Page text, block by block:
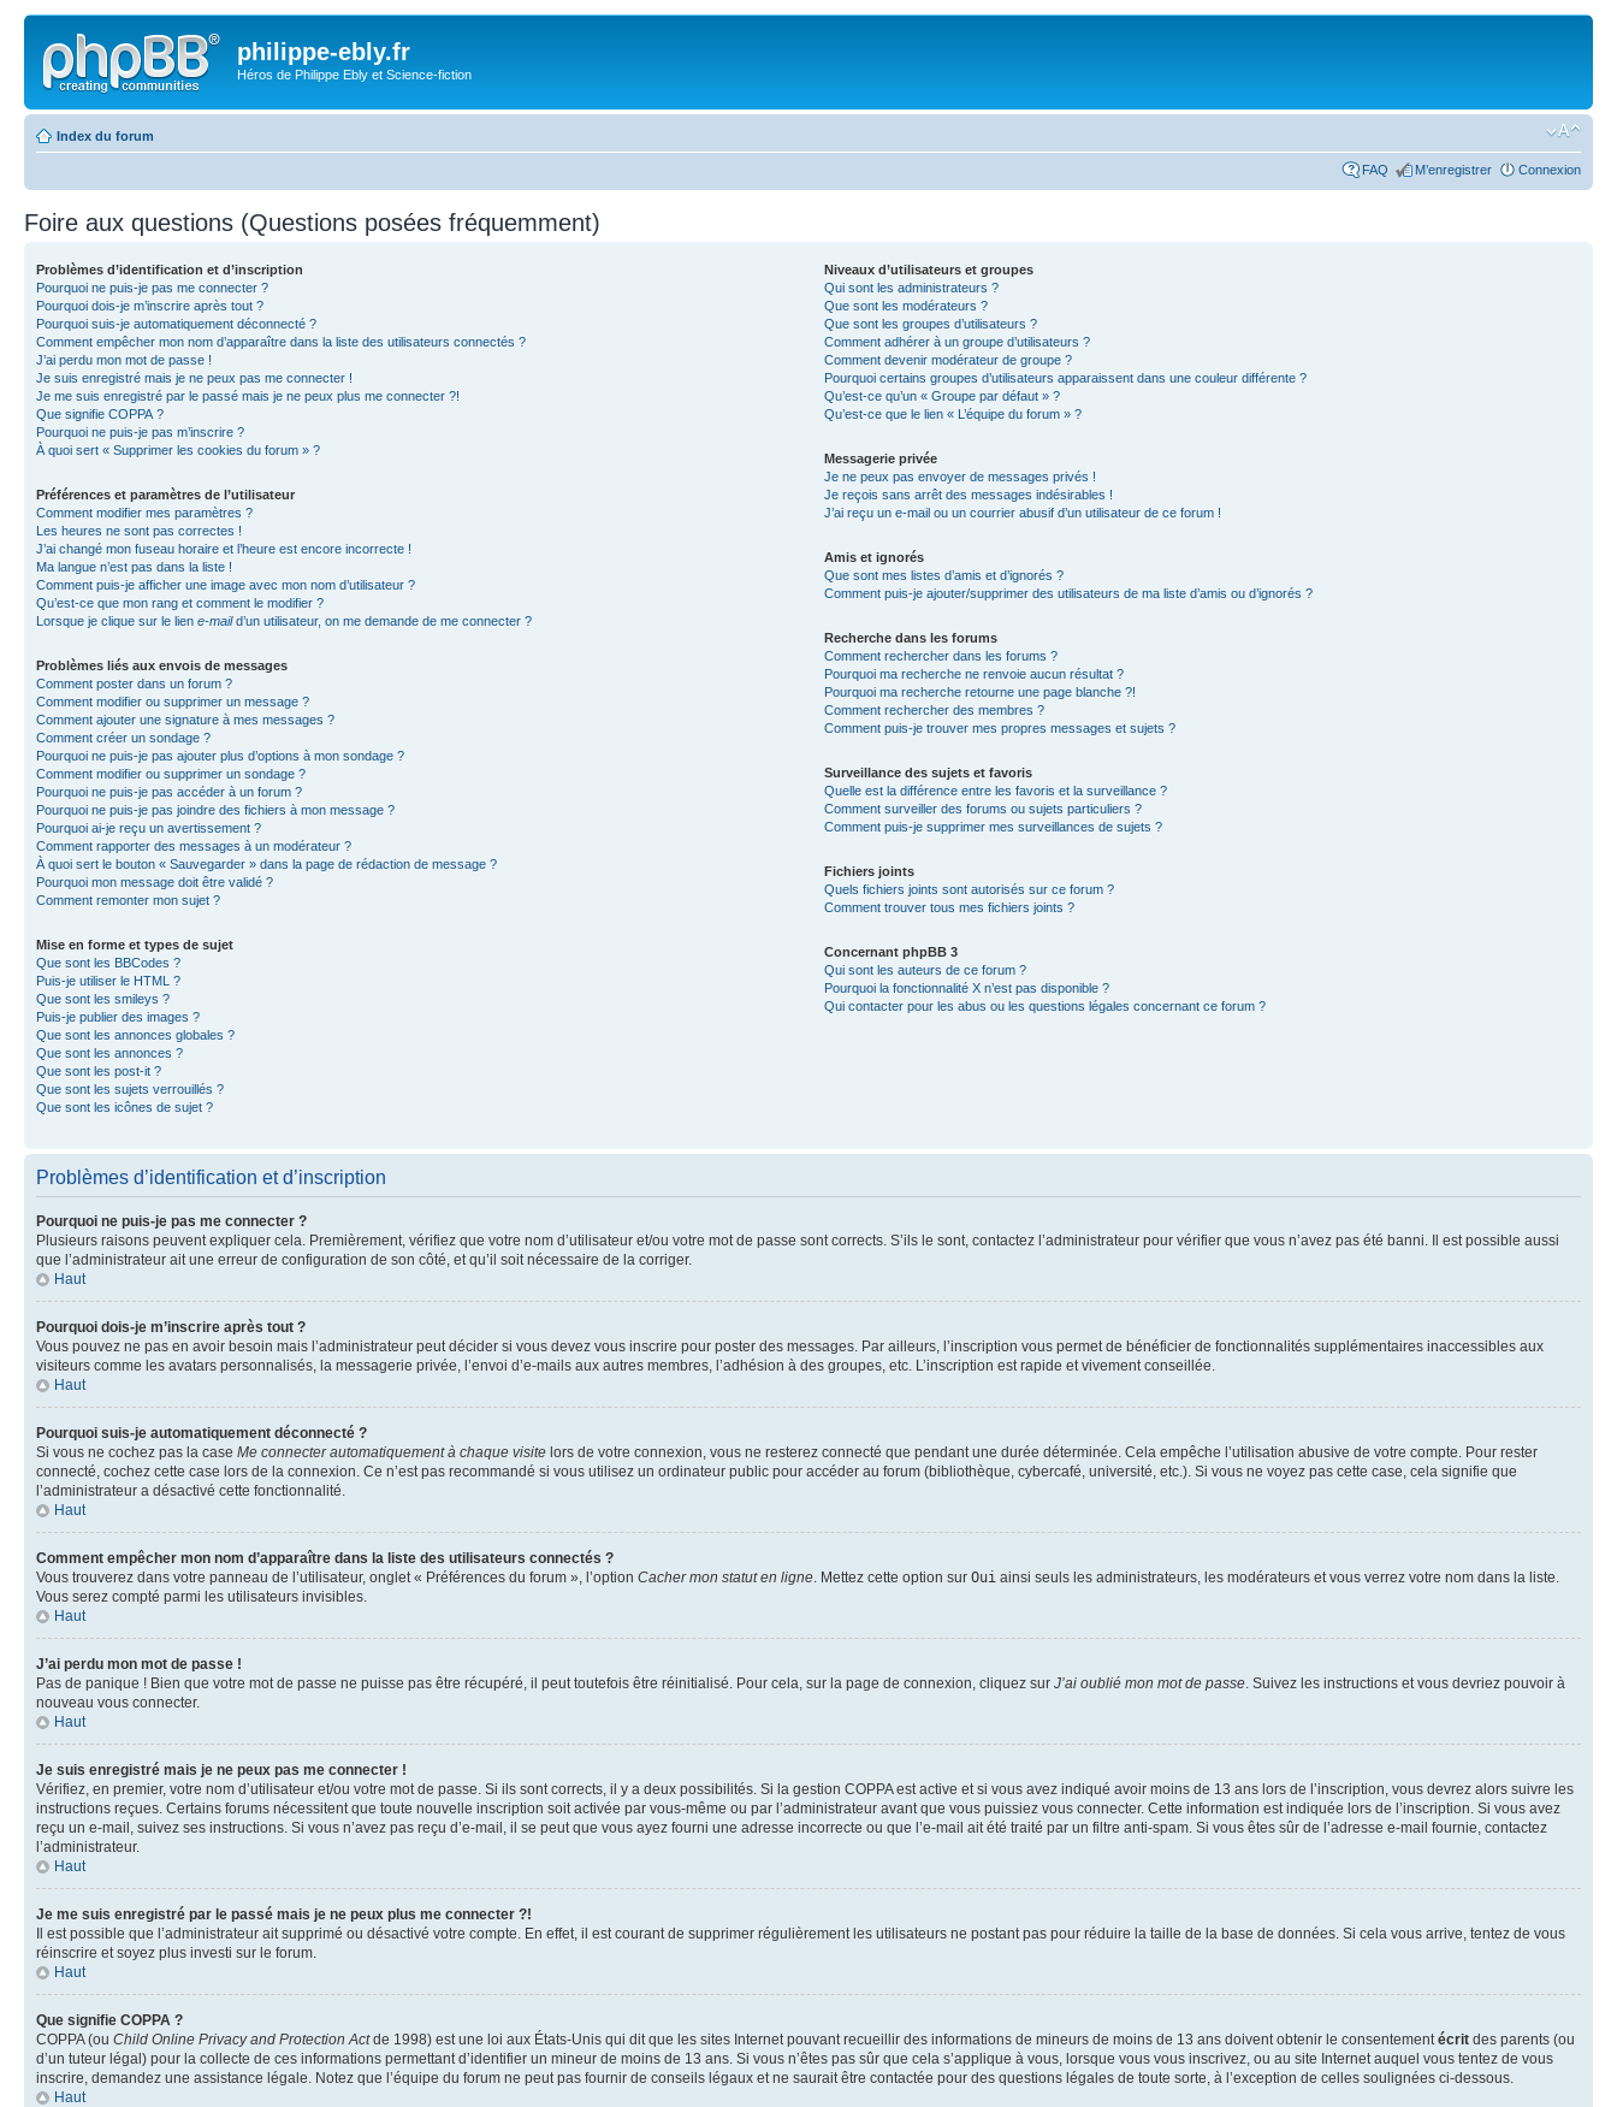
philippe-ebly.fr
Héros de Philippe Ebly et Science-fiction
Index du forum
FAQ M’enregistrer Connexion
Foire aux questions (Questions posées fréquemment)
Problèmes d’identification et d’inscription
Pourquoi ne puis-je pas me connecter ?
Pourquoi dois-je m’inscrire après tout ?
Pourquoi suis-je automatiquement déconnecté ?
Comment empêcher mon nom d’apparaître dans la liste des utilisateurs connectés ?
J’ai perdu mon mot de passe !
Je suis enregistré mais je ne peux pas me connecter !
Je me suis enregistré par le passé mais je ne peux plus me connecter ?!
Que signifie COPPA ?
Pourquoi ne puis-je pas m’inscrire ?
À quoi sert « Supprimer les cookies du forum » ?
Préférences et paramètres de l’utilisateur
Comment modifier mes paramètres ?
Les heures ne sont pas correctes !
J’ai changé mon fuseau horaire et l’heure est encore incorrecte !
Ma langue n’est pas dans la liste !
Comment puis-je afficher une image avec mon nom d’utilisateur ?
Qu’est-ce que mon rang et comment le modifier ?
Lorsque je clique sur le lien e-maild’un utilisateur, on me demande de me connecter ?
Problèmes liés aux envois de messages
Comment poster dans un forum ?
Comment modifier ou supprimer un message ?
Comment ajouter une signature à mes messages ?
Comment créer un sondage ?
Pourquoi ne puis-je pas ajouter plus d’options à mon sondage ?
Comment modifier ou supprimer un sondage ?
Pourquoi ne puis-je pas accéder à un forum ?
Pourquoi ne puis-je pas joindre des fichiers à mon message ?
Pourquoi ai-je reçu un avertissement ?
Comment rapporter des messages à un modérateur ?
À quoi sert le bouton « Sauvegarder » dans la page de rédaction de message ?
Pourquoi mon message doit être validé ?
Comment remonter mon sujet ?
Mise en forme et types de sujet
Que sont les BBCodes ?
Puis-je utiliser le HTML ?
Que sont les smileys ?
Puis-je publier des images ?
Que sont les annonces globales ?
Que sont les annonces ?
Que sont les post-it ?
Que sont les sujets verrouillés ?
Que sont les icônes de sujet ?
Niveaux d’utilisateurs et groupes
Qui sont les administrateurs ?
Que sont les modérateurs ?
Que sont les groupes d’utilisateurs ?
Comment adhérer à un groupe d’utilisateurs ?
Comment devenir modérateur de groupe ?
Pourquoi certains groupes d’utilisateurs apparaissent dans une couleur différente ?
Qu’est-ce qu’un « Groupe par défaut » ?
Qu’est-ce que le lien « L’équipe du forum » ?
Messagerie privée
Je ne peux pas envoyer de messages privés !
Je reçois sans arrêt des messages indésirables !
J’ai reçu un e-mail ou un courrier abusif d’un utilisateur de ce forum !
Amis et ignorés
Que sont mes listes d’amis et d’ignorés ?
Comment puis-je ajouter/supprimer des utilisateurs de ma liste d’amis ou d’ignorés ?
Recherche dans les forums
Comment rechercher dans les forums ?
Pourquoi ma recherche ne renvoie aucun résultat ?
Pourquoi ma recherche retourne une page blanche ?!
Comment rechercher des membres ?
Comment puis-je trouver mes propres messages et sujets ?
Surveillance des sujets et favoris
Quelle est la différence entre les favoris et la surveillance ?
Comment surveiller des forums ou sujets particuliers ?
Comment puis-je supprimer mes surveillances de sujets ?
Fichiers joints
Quels fichiers joints sont autorisés sur ce forum ?
Comment trouver tous mes fichiers joints ?
Concernant phpBB 3
Qui sont les auteurs de ce forum ?
Pourquoi la fonctionnalité X n’est pas disponible ?
Qui contacter pour les abus ou les questions légales concernant ce forum ?
Problèmes d’identification et d’inscription
Pourquoi ne puis-je pas me connecter ?
Plusieurs raisons peuvent expliquer cela. Premièrement, vérifiez que votre nom d’utilisateur et/ou votre mot de passe sont corrects. S’ils le sont, contactez l’administrateur pour vérifier que vous n’avez pas été banni. Il est possible aussi
que l’administrateur ait une erreur de configuration de son côté, et qu’il soit nécessaire de la corriger.
Haut
Pourquoi dois-je m’inscrire après tout ?
Vous pouvez ne pas en avoir besoin mais l’administrateur peut décider si vous devez vous inscrire pour poster des messages. Par ailleurs, l’inscription vous permet de bénéficier de fonctionnalités supplémentaires inaccessibles aux
visiteurs comme les avatars personnalisés, la messagerie privée, l’envoi d’e-mails aux autres membres, l’adhésion à des groupes, etc. L’inscription est rapide et vivement conseillée.
Haut
Pourquoi suis-je automatiquement déconnecté ?
Si vous ne cochez pas la case Me connecter automatiquement à chaque visite lors de votre connexion, vous ne resterez connecté que pendant une durée déterminée. Cela empêche l’utilisation abusive de votre compte. Pour rester
connecté, cochez cette case lors de la connexion. Ce n’est pas recommandé si vous utilisez un ordinateur public pour accéder au forum (bibliothèque, cybercafé, université, etc.). Si vous ne voyez pas cette case, cela signifie que
l’administrateur a désactivé cette fonctionnalité.
Haut
Comment empêcher mon nom d’apparaître dans la liste des utilisateurs connectés ?
Vous trouverez dans votre panneau de l’utilisateur, onglet « Préférences du forum », l’option Cacher mon statut en ligne . Mettez cette option sur Oui ainsi seuls les administrateurs, les modérateurs et vous verrez votre nom dans la liste.
Vous serez compté parmi les utilisateurs invisibles.
Haut
J’ai perdu mon mot de passe !
Pas de panique ! Bien que votre mot de passe ne puisse pas être récupéré, il peut toutefois être réinitialisé. Pour cela, sur la page de connexion, cliquez sur J’ai oublié mon mot de passe . Suivez les instructions et vous devriez pouvoir à
nouveau vous connecter.
Haut
Je suis enregistré mais je ne peux pas me connecter !
Vérifiez, en premier, votre nom d’utilisateur et/ou votre mot de passe. Si ils sont corrects, il y a deux possibilités. Si la gestion COPPA est active et si vous avez indiqué avoir moins de 13 ans lors de l’inscription, vous devrez alors suivre les
instructions reçues. Certains forums nécessitent que toute nouvelle inscription soit activée par vous-même ou par l’administrateur avant que vous puissiez vous connecter. Cette information est indiquée lors de l’inscription. Si vous avez
reçu un e-mail, suivez ses instructions. Si vous n’avez pas reçu d’e-mail, il se peut que vous ayez fourni une adresse incorrecte ou que l’e-mail ait été traité par un filtre anti-spam. Si vous êtes sûr de l’adresse e-mail fournie, contactez
l’administrateur.
Haut
Je me suis enregistré par le passé mais je ne peux plus me connecter ?!
Il est possible que l’administrateur ait supprimé ou désactivé votre compte. En effet, il est courant de supprimer régulièrement les utilisateurs ne postant pas pour réduire la taille de la base de données. Si cela vous arrive, tentez de vous
réinscrire et soyez plus investi sur le forum.
Haut
Que signifie COPPA ?
COPPA (ou Child Online Privacy and Protection Actde 1998) est une loi aux États-Unis qui dit que les sites Internet pouvant recueillir des informations de mineurs de moins de 13 ans doivent obtenir le consentement écrit des parents (ou
d’un tuteur légal) pour la collecte de ces informations permettant d’identifier un mineur de moins de 13 ans. Si vous n’êtes pas sûr que cela s’applique à vous, lorsque vous vous inscrivez, ou au site Internet auquel vous tentez de vous
inscrire, demandez une assistance légale. Notez que l’équipe du forum ne peut pas fournir de conseils légaux et ne saurait être contactée pour des questions légales de toute sorte, à l’exception de celles soulignées ci-dessous.
Haut